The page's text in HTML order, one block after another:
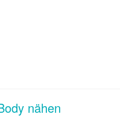
nähen